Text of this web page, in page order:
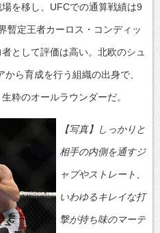
を移し、UFCでの通算戦績は9
暫定王者カーロス・コンディッ
として評価は高い。北欧のシュ
ら育成を行う組織の出身で、
粋のオールラウンダーだ。
【写真】しっかりと
相手の内側を通すジ
ャブやストレート、
いわゆるキレイな打
撃が持ち味のマーテ